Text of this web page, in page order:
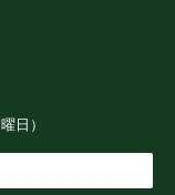
日）